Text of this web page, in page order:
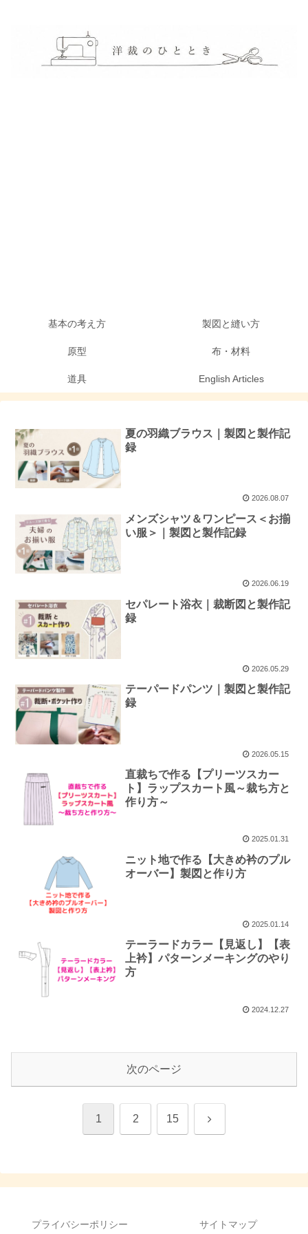
基本の考え方 製図と縫い方
原型 布・材料
道具 English Articles
夏の羽織ブラウス｜製図と製作記
録
2026.08.07
メンズシャツ＆ワンピース＜お揃
い服＞｜製図と製作記録
2026.06.19
セパレート浴衣｜裁断図と製作記
録
2026.05.29
テーパードパンツ｜製図と製作記
録
2026.05.15
直裁ちで作る【プリーツスカー
ト】ラップスカート風～裁ち方と
作り方～
2025.01.31
ニット地で作る【大きめ衿のプル
オーバー】製図と作り方
2025.01.14
テーラードカラー【見返し】【表
上衿】パターンメーキングのやり
方
2024.12.27
次のページ
1 2 15 次
プライバシーポリシー サイトマップ